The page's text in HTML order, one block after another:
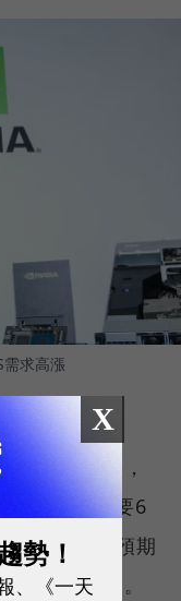
求高漲
交貨的延遲，
交期約需要6
示，台積電預期
吃緊的狀況。
X
勢！
、《一天